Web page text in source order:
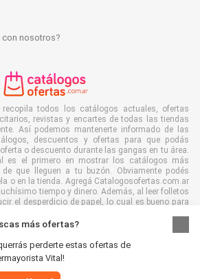
más ofertas?
perderte estas ofertas de
Vital!
con nosotros?
recopila todos los catálogos actuales, ofertas
revistas y encartes de todas las tiendas
Así podemos mantenerte informado de las
descuentos y ofertas para que podás
o descuento durante las gangas en tu área.
es el primero en mostrar los catálogos más
que lleguen a tu buzón. Obviamente podés
o en la tienda. Agregá Catalogosofertas.com.ar
tiempo y dinero. Además, al leer folletos
el desperdicio de papel, lo cual es bueno para